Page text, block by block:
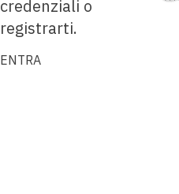
credenziali o
registrarti.
ENTRA